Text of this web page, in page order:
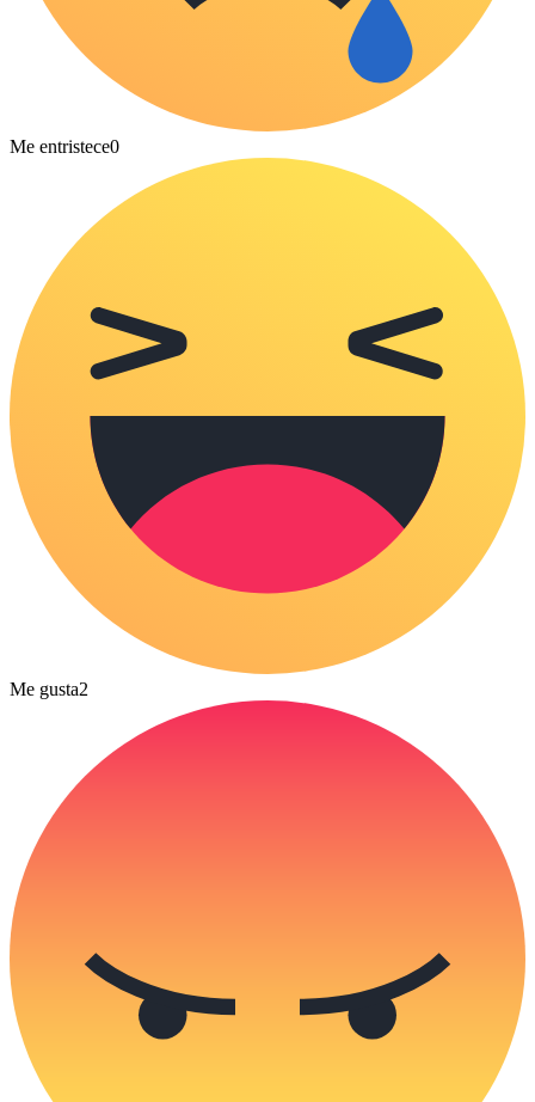
Me entristece0
Me gusta2